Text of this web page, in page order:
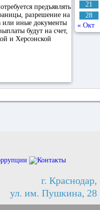
предъявлять
разрешение на
или иные документы
будут на счет,
и Херсонской
21
28
« Окт
г. Краснодар,
ул. им. Пушкина, 28